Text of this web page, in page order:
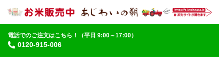
電話でのご注文はこちら！
0120-915-006
（平日 9:00～17:00）